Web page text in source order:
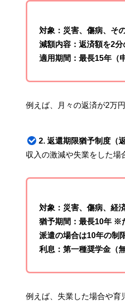
対象：災害、傷病、そ
減額内容：返済額を2
適用期間：最長15年（
例えば、月々の返済が2万
2. 返還期限猶予制度（
収入の激減や失業をした場
対象：災害、傷病、経
猶予期間：最長10年 ※
派遣の場合は10年の制
利息：第一種奨学金（
例えば、失業した場合や育